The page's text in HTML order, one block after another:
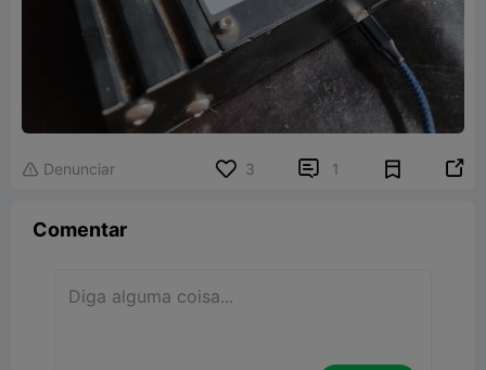
 Denunciar 3  1 
Comentar